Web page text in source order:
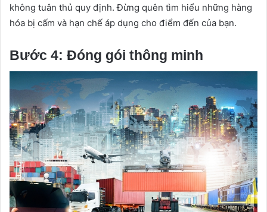
không tuân thủ quy định. Đừng quên tìm hiểu những hàng
hóa bị cấm và hạn chế áp dụng cho điểm đến của bạn.
Bước 4: Đóng gói thông minh